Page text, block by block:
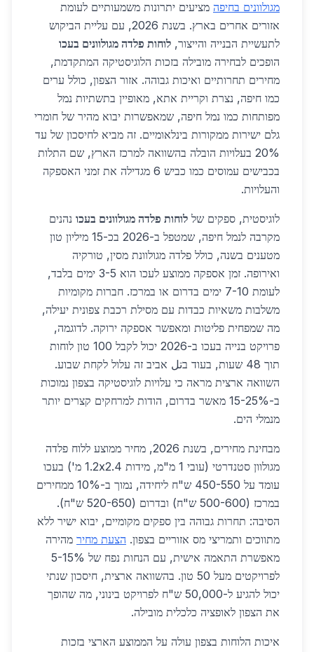
מגולוונים בחיפה מציעים יתרונות משמעותיים לעומת
אזורים אחרים בארץ. בשנת 2026, עם עליית הביקוש
לתעשיית הבנייה והייצור, לוחות פלדה מגולוונים בעכו
הופכים לבחירה מובילה בזכות הלוגיסטיקה המתקדמת,
מחירים תחרותיים ואיכות גבוהה. אזור הצפון, כולל ערים
כמו חיפה, נצרת וקריית אתא, מאופיין בתשתיות נמל
מפותחות כמו נמל חיפה, שמאפשרות יבוא מהיר של חומרי
גלם ישירות ממקורות בינלאומיים. זה מביא לחיסכון של עד
20% בעלויות הובלה בהשוואה למרכז הארץ, שם התלות
בכבישים עמוסים כמו כביש 6 מגדילה את זמני האספקה
והעלויות.
לוגיסטית, ספקים של לוחות פלדה מגולוונים בעכו נהנים
מקרבה לנמל חיפה, שמטפל ב-2026 בכ-15 מיליון טון
מטענים בשנה, כולל פלדה מגולוונת מסין, טורקיה
ואירופה. זמן אספקה ממוצע לעכו הוא 3-5 ימים בלבד,
לעומת 7-10 ימים בדרום או במרכז. חברות מקומיות
משלבות משאיות כבדות עם מסילת רכבת צפונית יעילה,
מה שמפחית פליטות ומאפשר אספקה ירוקה. לדוגמה,
פרויקט בנייה בעכו ב-2026 יכול לקבל 100 טון לוחות
תוך 48 שעות, בעוד בتل אביב זה עלול לקחת שבוע.
השוואה ארצית מראה כי עלויות לוגיסטיקה בצפון נמוכות
ב-15-25% מאשר בדרום, הודות למרחקים קצרים יותר
מנמלי הים.
מבחינת מחירים, בשנת 2026, מחיר ממוצע ללוח פלדה
מגולוון סטנדרטי (עובי 1 מ"מ, מידות 1.2x2.4 מ') בעכו
עומד על 450-550 ש"ח ליחידה, נמוך ב-10% ממחירים
במרכז (500-600 ש"ח) ובדרום (520-650 ש"ח).
הסיבה: תחרות גבוהה בין ספקים מקומיים, יבוא ישיר ללא
מתווכים ותמריצי מס אזוריים בצפון. הצעת מחיר מהירה
מאפשרת התאמה אישית, עם הנחות נפח של 5-15%
לפרויקטים מעל 50 טון. בהשוואה ארצית, חיסכון שנתי
יכול להגיע ל-50,000 ש"ח לפרויקט בינוני, מה שהופך
את הצפון לאופציה כלכלית מובילה.
איכות הלוחות בצפון עולה על הממוצע הארצי בזכות